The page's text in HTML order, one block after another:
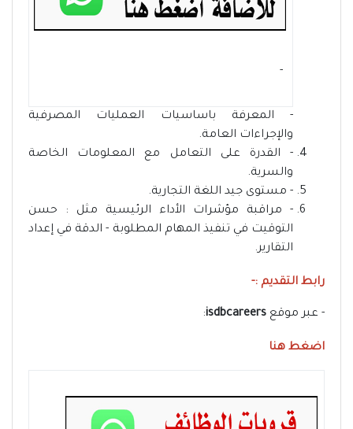
- ‏
- المعرفة باساسيات العمليات المصرفية
والإجراءات العامة.
- القدرة على التعامل مع المعلومات الخاصة
والسرية.
- مستوى جيد اللغة التجارية.
- مراقبة مؤشرات الأداء الرئيسية مثل : حسن
التوقيت في تنفيذ المهام المطلوبة - الدقة في إعداد
التقارير.
رابط التقديم :-
- عبر موقع isdbcareers
:
اضغط هنا